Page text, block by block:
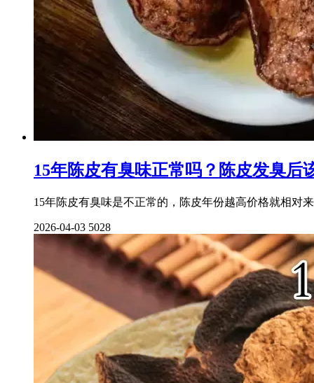
15年陈皮有臭味正常吗？陈皮发臭后
15年陈皮有臭味是不正常的，陈皮年份越高价格就相对
2026-04-03 5028